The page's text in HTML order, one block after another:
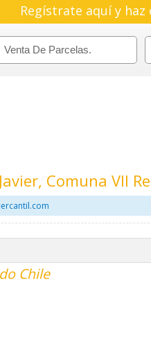
Regístrate aquí y haz
Comuna VII
Chile